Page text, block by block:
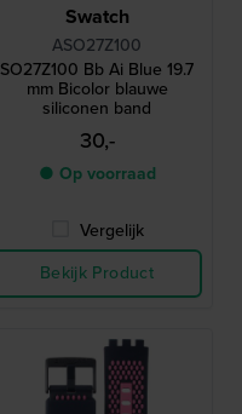
Swatch
ASO27Z100
SO27Z100 Bb Ai Blue 19.7
mm Bicolor blauwe
siliconen band
30,-
● Op voorraad
Vergelijk
Bekijk Product